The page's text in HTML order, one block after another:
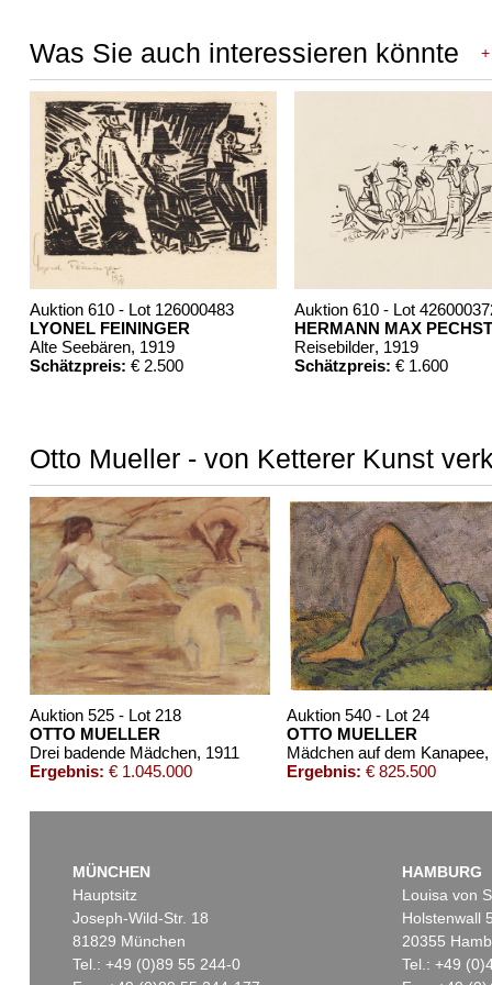
Was Sie auch interessieren könnte +
Auktion 610 - Lot 126000483
LYONEL FEININGER
Alte Seebären, 1919
Schätzpreis: € 2.500
Auktion 610 - Lot
HERMANN MAX
Reisebilder, 1919
Schätzpreis: € 1.600
Otto Mueller - von Ketterer Kunst
Auktion 525 - Lot 218
OTTO MUELLER
Drei badende Mädchen, 1911
Ergebnis: € 1.045.000
Auktion 540 - Lot 24
OTTO MUELLER
Mädchen auf dem Kanapee,
Ergebnis: € 825.500
MÜNCHEN
Hauptsitz
Joseph-Wild-Str. 18
81829 München
Tel.: +49 (0)89 55 244-0
HAMBURG
Louisa von
Holstenwall
20355
Tel.: +49